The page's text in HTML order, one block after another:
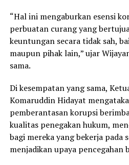
“Hal ini mengaburkan esensi
perbuatan curang yang
keuntungan secara tidak sah,
maupun pihak lain,” ujar
sama.
Di kesempatan yang sama,
Komaruddin Hidayat
pemberantasan korupsi
kualitas penegakan hukum,
bagi mereka yang bekerja pada
menjadikan upaya pencegahan